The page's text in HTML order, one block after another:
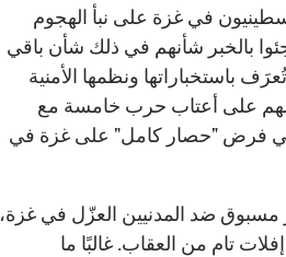
في غزة على نبأ الهجوم
بالخبر شأنهم في ذلك شأن باقي
باستخباراتها ونظمها الأمنية
على أعتاب حرب خامسة مع
فرض "حصار كامل" على غزة في
مسبوق ضد المدنيين العزّل في غزة،
تام من العقاب. غالبًا ما